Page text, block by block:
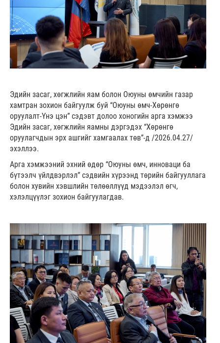
Эдийн засаг, хөгжлийн яам болон Оюуны өмчийн газар
хамтран зохион байгуулж буй “Оюуны өмч-Хөрөнгө
оруулалт-Үнэ цэн” сэдэвт долоо хоногийн арга хэмжээ
Эдийн засаг, хөгжлийн яамны дэргэдэх “Хөрөнгө
оруулагчдын эрх ашгийг хамгаалах төв”-д /2026.04.27/
эхэллээ.
Арга хэмжээний эхний өдөр “Оюуны өмч, инноваци ба
бүтээлч үйлдвэрлэл” сэдвийн хүрээнд төрийн байгууллага
болон хувийн хэвшлийн төлөөллүүд мэдээлэл өгч,
хэлэлцүүлэг зохион байгуулагдав.